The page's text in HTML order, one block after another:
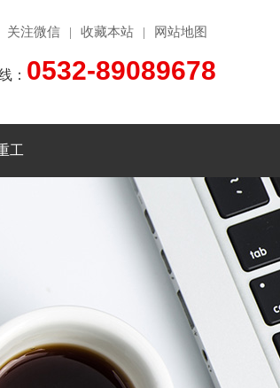
关注微信 收藏本站 网站地图
： 0532-89089678
工